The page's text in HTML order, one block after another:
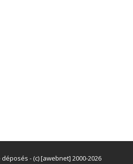
- (c) [awebnet] 2000-2026